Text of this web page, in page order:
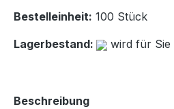
Bestelleinheit: 100 Stück
Lagerbestand:
wird für Sie
Beschreibung